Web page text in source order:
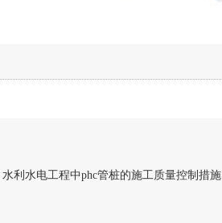
水利水电工程中phc管桩的施工质量控制措施